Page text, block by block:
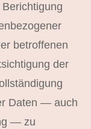
betroffenen
der
Daten — auch
— zu